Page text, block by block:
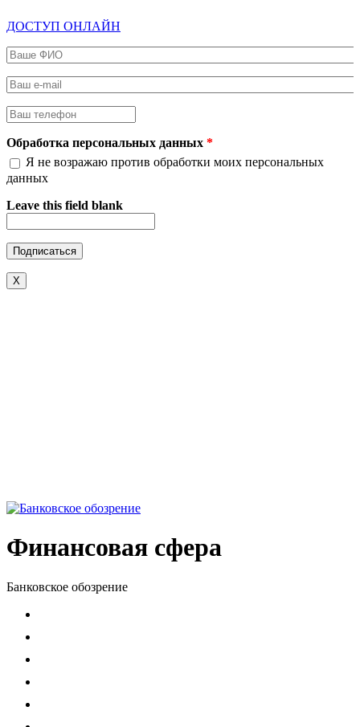
ДОСТУП ОНЛАЙН
Ваше ФИО
Ваш e-mail
Ваш телефон
Обработка персональных данных *
Я не возражаю против обработки моих персональных
данных
Leave this field blank
X
Финансовая сфера
Банковское обозрение